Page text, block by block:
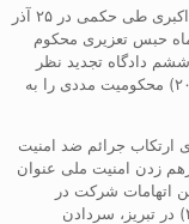
شعبه یکم دادگاه انقلاب تبریز به ریاست قاضی علی اکبری طی حکمی در ۲۵ آذر
(۱۶ دسامبر ۲۰۰۶) این فعال آذربایجانی را به ۳۴ ماه حبس تعزیری محکوم
دادگاه تجدید نظر
استان آذربایجان شرقی در ۵ بهمن ۸۵ (۲۵ ژانویه ۲۰۰۷) محکومیت مددی را به
ارتکاب جرائم ضد امنیت
زدن امنیت ملی عنوان
اتهامات شرکت در
راهپیمایی روزهای ۱ و ۳ خرداد ۸۵ (۲۲ و ۲۴ می ۲۰۰۶) در تبریز، سردادن